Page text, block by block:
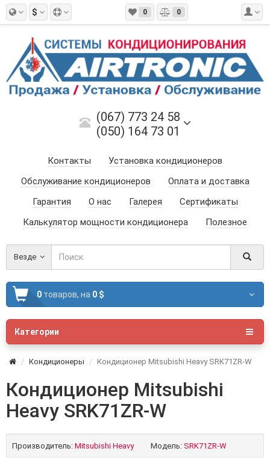
$ 0 0
(067) 773 24 58
(050) 164 73 01
Контакты
Установка кондиционеров
Обслуживание кондиционеров
Оплата и доставка
Гарантия
О нас Галерея
Сертификаты
Калькулятор мощности кондиционера
Полезное
Везде
0 товаров, на 0 $
Категории
Кондиционеры Кондиционер Mitsubishi Heavy SRK71ZR-W
Кондиционер Mitsubishi
Heavy SRK71ZR-W
Производитель: Mitsubishi Heavy Модель: SRK71ZR-W